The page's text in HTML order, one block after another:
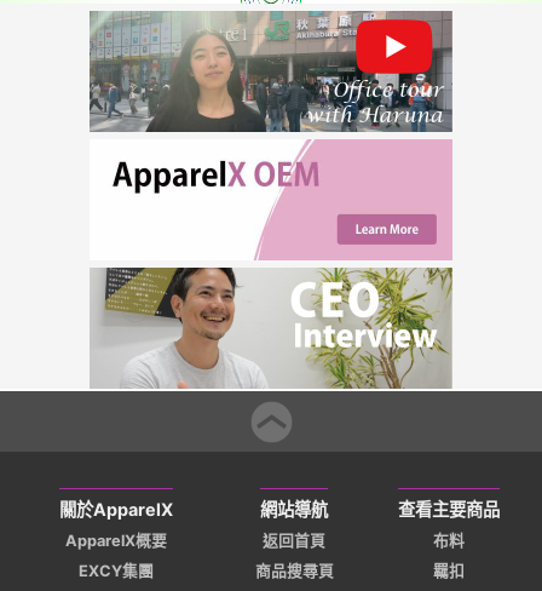
關於ApparelX
ApparelX概要
EXCY集團
網站導航
返回首頁
商品搜尋頁
查看主要商品
布料
羈扣